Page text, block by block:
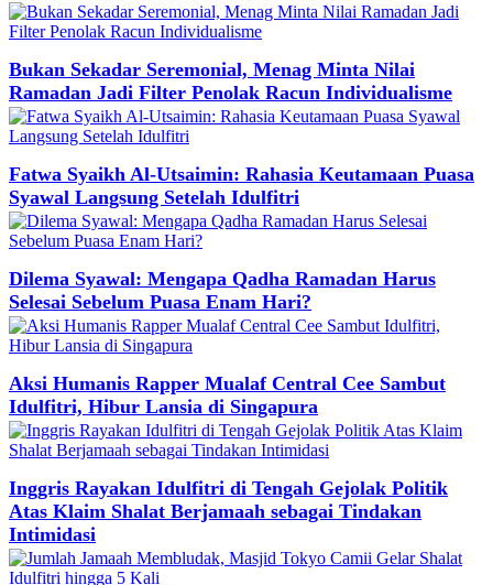
Bukan Sekadar Seremonial, Menag Minta Nilai
Ramadan Jadi Filter Penolak Racun Individualisme
Fatwa Syaikh Al-Utsaimin: Rahasia Keutamaan Puasa
Syawal Langsung Setelah Idulfitri
Dilema Syawal: Mengapa Qadha Ramadan Harus
Selesai Sebelum Puasa Enam Hari?
Aksi Humanis Rapper Mualaf Central Cee Sambut
Idulfitri, Hibur Lansia di Singapura
Inggris Rayakan Idulfitri di Tengah Gejolak Politik
Atas Klaim Shalat Berjamaah sebagai Tindakan
Intimidasi